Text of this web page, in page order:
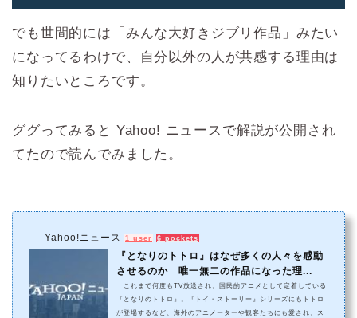
でも世間的には「みんな大好きジブリ作品」みたい
になってるわけで、自分以外の人が共感する理由は
知りたいところです。
ググってみると Yahoo! ニュースで解説が公開され
てたので読んでみました。
Yahoo!ニュース 1 user 6 pockets
『となりのトトロ』はなぜ多くの人々を感動
させるのか 唯一無二の作品になった理...
これまで何度もTV放送され、国民的アニメとして定着している
『となりのトトロ』。『トイ・ストーリー』シリーズにもトトロ
が登場するなど、海外のアニメーターや観客たちにも愛され、ス